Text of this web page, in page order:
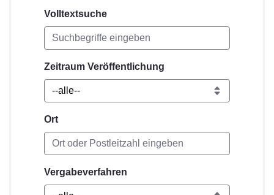
Volltextsuche
Zeitraum Veröffentlichung
Ort
Vergabeverfahren